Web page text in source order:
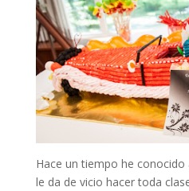
Hace un tiempo he
le da de vicio hacer toda